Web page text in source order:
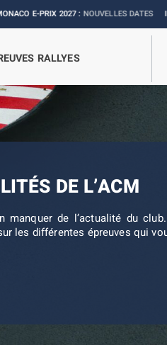
E-PRIX 2027 :NOUVELLES DATESI
RALLYES
DE L’ACM
de l’actualité du
les différentes épreuves qui